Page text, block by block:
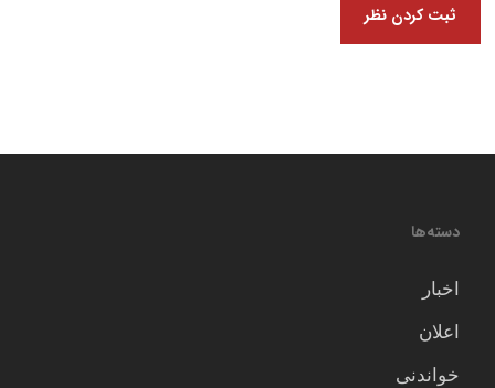
دسته‌ها
اخبار
اعلان
خواندنی